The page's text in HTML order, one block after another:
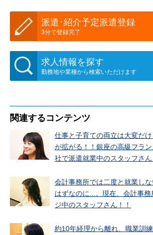
派遣･紹介予定派遣登録
3分で登録完了
求人情報を探す
勤務地や業種から検索いただけます
関連するコンテンツ
仕事と子育ての両立は大変だ
が拡がる！！銀座の高級フラ
社で派遣就業中のスタッフさん
会計事務所では二度と就業し
はずなのに...。現在、会計事
ジ中のスタッフさん！！
約10年経理から離れ、職業訓